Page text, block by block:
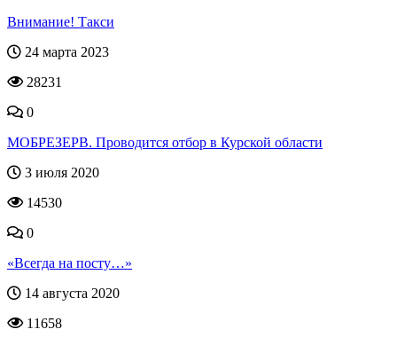
Внимание! Такси
24 марта 2023
28231
0
МОБРЕЗЕРВ. Проводится отбор в Курской области
3 июля 2020
14530
0
«Всегда на посту…»
14 августа 2020
11658